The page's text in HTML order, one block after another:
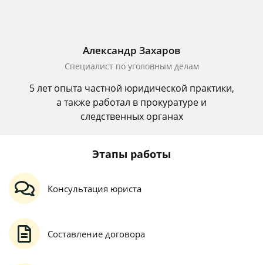
Александр Захаров
Специалист по уголовным делам
5 лет опыта частной юридической практики,
а также работал в прокуратуре и
следственных органах
Этапы работы
Консультация юриста
Составление договора